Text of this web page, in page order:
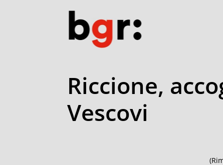
Riccione,
Vescovi